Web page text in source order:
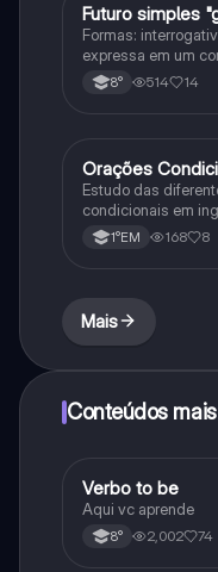
Inglês
Futuro simples
Formas:
expressa em um
em uma frase, e
8° 514 14
Inglês
Orações
Estudo das
condicionais em
exemplos de uso.
1°EM 168 8
Mais
Conteúdos
Inglês
Verbo to be
Aqui vc aprende
8° 2,002 74